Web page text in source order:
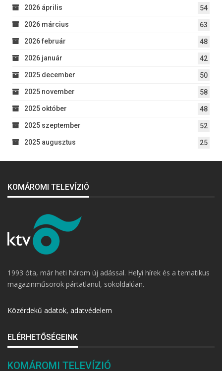
2026 április 54
2026 március 63
2026 február 48
2026 január 42
2025 december 50
2025 november 58
2025 október 48
2025 szeptember 52
2025 augusztus 25
KOMÁROMI TELEVÍZIÓ
1993 óta, már heti három új adással. Helyi hírek és a tematikus
magazinműsorok pártatlanul, sokoldalúan.
Közérdekű adatok, adatvédelem
ELÉRHETŐSÉGEINK
KOMÁROMI TELEVÍZIÓ